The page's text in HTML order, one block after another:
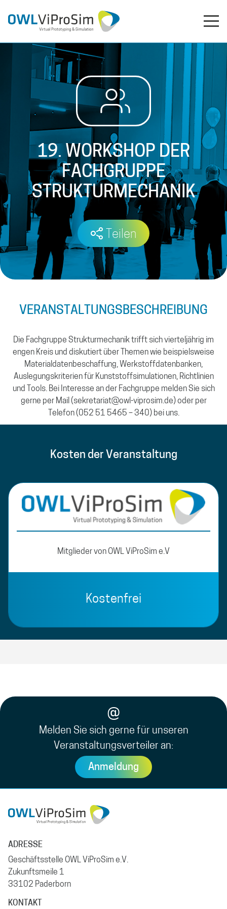
19. WORKSHOP DER
FACHGRUPPE
STRUKTURMECHANIK
Teilen
VERANSTALTUNGS­BESCHREIBUNG
Die Fachgruppe Strukturmechanik trifft sich vierteljährig im
engen Kreis und diskutiert über Themen wie beispielsweise
Materialdatenbeschaffung, Werkstoffdatenbanken,
Auslegungskriterien für Kunststoffsimulationen, Richtlinien
und Tools. Bei Interesse an der Fachgruppe melden Sie sich
gerne per Mail (sekretariat@owl-viprosim.de) oder per
Telefon (052 51 5465 – 340) bei uns.
Kosten der Veranstaltung
Mitglieder von OWL ViProSim e.V
Kostenfrei
@
Melden Sie sich gerne für unseren
Veranstaltungsverteiler an:
Anmeldung
ADRESSE
Geschäftsstelle OWL ViProSim e.V.
Zukunftsmeile 1
33102 Paderborn
KONTAKT